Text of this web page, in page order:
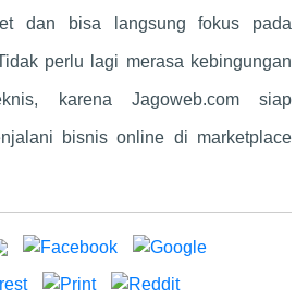
dan bisa langsung fokus pada
perlu lagi merasa kebingungan
karena Jagoweb.com siap
bisnis online di marketplace